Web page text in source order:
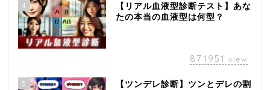
4
【リアル血液型診断テスト】あな
たの本当の血液型は何型？
871951 view
5
【ツンデレ診断】ツンとデレの割